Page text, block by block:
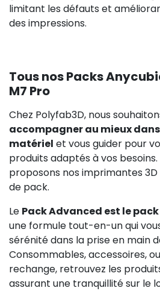
limitant les défauts et
des impressions.
Tous nos Packs
M7 Pro
Chez Polyfab3D, nous
accompagner au mieux
matériel et vous guider pour
produits adaptés à vos
proposons nos imprimantes
de pack.
Le Pack Advanced est le
une formule tout-en-un qui
sérénité dans la prise en main
Consommables, accessoires,
rechange, retrouvez les
assurant une tranquillité sur le